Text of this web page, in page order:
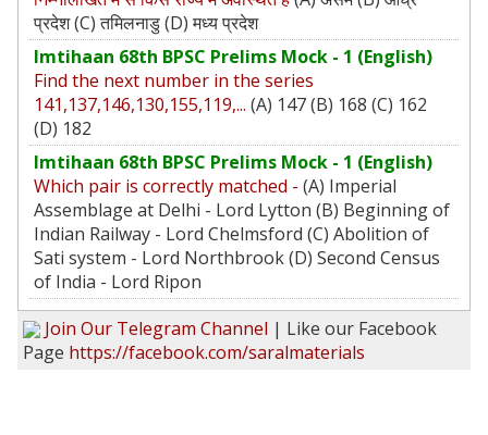
प्रदेश (C) तमिलनाडु (D) मध्य प्रदेश
Imtihaan 68th BPSC Prelims Mock - 1 (English)
Find the next number in the series
141,137,146,130,155,119,... (A) 147 (B) 168 (C) 162
(D) 182
Imtihaan 68th BPSC Prelims Mock - 1 (English)
Which pair is correctly matched - (A) Imperial
Assemblage at Delhi - Lord Lytton (B) Beginning of
Indian Railway - Lord Chelmsford (C) Abolition of
Sati system - Lord Northbrook (D) Second Census
of India - Lord Ripon
Join Our Telegram Channel | Like our Facebook
Page https://facebook.com/saralmaterials